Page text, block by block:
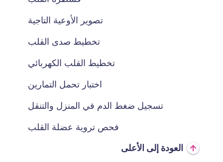
تصوير الأوعية التاجية
تخطيط صدى القلب
تخطيط القلب الكهربائي
اختبار تحمل التمارين
تسجيل ضغط الدم في المنزل والتنقل
فحص تروية عضلة القلب
العودة إلى الأعلى